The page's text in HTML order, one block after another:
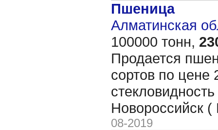
Пшеница
Алматинская
100000 тонн,
Продается
сортов по цене
Новороссийск
08-2019